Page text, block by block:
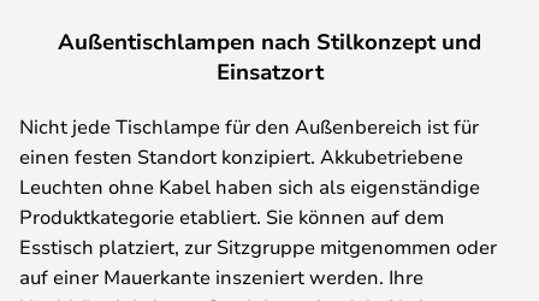
Außentischlampen nach Stilkonzept und
Einsatzort
Nicht jede Tischlampe für den Außenbereich ist für
einen festen Standort konzipiert. Akkubetriebene
Leuchten ohne Kabel haben sich als eigenständige
Produktkategorie etabliert. Sie können auf dem
Esstisch platziert, zur Sitzgruppe mitgenommen oder
auf einer Mauerkante inszeniert werden. Ihre